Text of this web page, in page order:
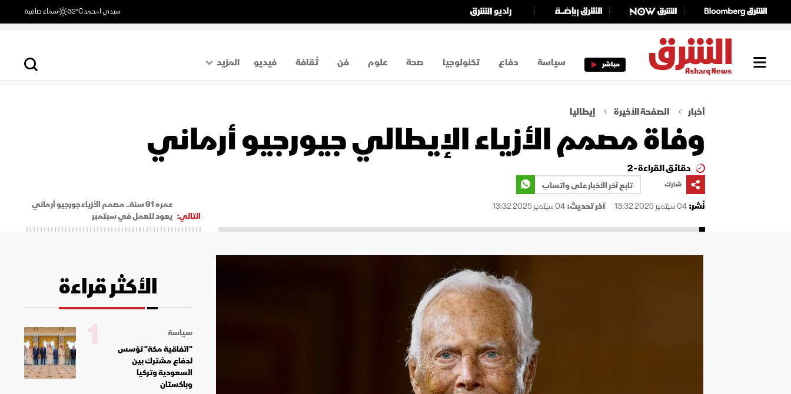
سيدي امحمد32°C سماء صافية
مباشر سياسة دفاع تكنولوجيا صحة علوم فن ثقافة فيديو
المزيد
اقتصاد
أخبار الصفحة الأخيرة إيطاليا
وفاة مصمم الأزياء الإيطالي جيورجيو أرماني
دقائق القراءة - 2
شارك
تابع آخر الأخبار على واتساب
نُشر:04 سبتمبر 2025 13:32 آخر تحديث:04 سبتمبر 2025 13:32
التالي:
عمره 91 سنة.. مصمم الأزياء جورجيو أرماني
يعود للعمل في سبتمبر
الأكثر قراءة
سياسة
"اتفاقية مكة" تؤسس
لدفاع مشترك بين
السعودية وتركيا
وباكستان
1